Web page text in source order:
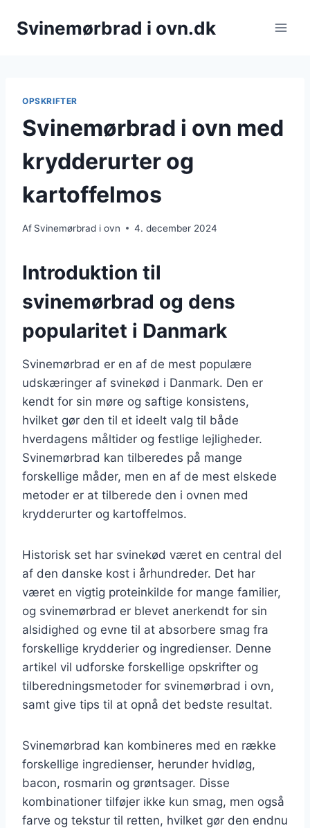
Svinemørbrad i ovn.dk
OPSKRIFTER
Svinemørbrad i ovn med
krydderurter og
kartoffelmos
Af Svinemørbrad i ovn 4. december 2024
Introduktion til
svinemørbrad og dens
popularitet i Danmark
Svinemørbrad er en af de mest populære
udskæringer af svinekød i Danmark. Den er
kendt for sin møre og saftige konsistens,
hvilket gør den til et ideelt valg til både
hverdagens måltider og festlige lejligheder.
Svinemørbrad kan tilberedes på mange
forskellige måder, men en af de mest elskede
metoder er at tilberede den i ovnen med
krydderurter og kartoffelmos.
Historisk set har svinekød været en central del
af den danske kost i århundreder. Det har
været en vigtig proteinkilde for mange familier,
og svinemørbrad er blevet anerkendt for sin
alsidighed og evne til at absorbere smag fra
forskellige krydderier og ingredienser. Denne
artikel vil udforske forskellige opskrifter og
tilberedningsmetoder for svinemørbrad i ovn,
samt give tips til at opnå det bedste resultat.
Svinemørbrad kan kombineres med en række
forskellige ingredienser, herunder hvidløg,
bacon, rosmarin og grøntsager. Disse
kombinationer tilføjer ikke kun smag, men også
farve og tekstur til retten, hvilket gør den endnu